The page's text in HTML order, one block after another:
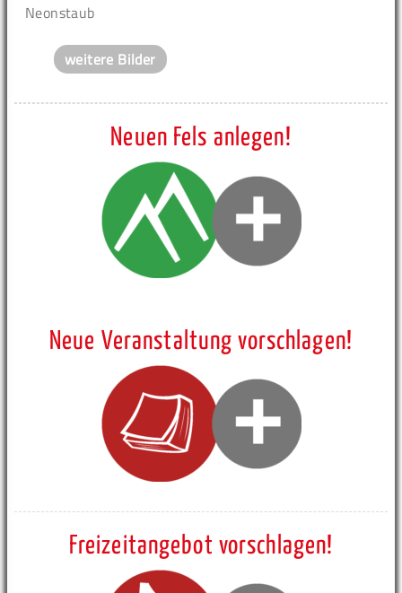
Neonstaub
weitere Bilder
Neuen Fels anlegen!
Neue Veranstaltung vorschlagen!
Freizeitangebot vorschlagen!